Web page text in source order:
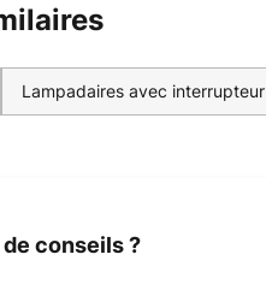
Lampadaires avec interrupteur
conseils ?